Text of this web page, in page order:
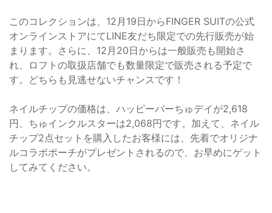
このコレクションは、12月19日からFINGER SUITの公式
オンラインストアにてLINE友だち限定での先行販売が始
まります。さらに、12月20日からは一般販売も開始さ
れ、ロフトの取扱店舗でも数量限定で販売される予定で
す。どちらも見逃せないチャンスです！
ネイルチップの価格は、ハッピーバーちゅデイが2,618
円、ちゅインクルスターは2,068円です。加えて、ネイル
チップ2点セットを購入したお客様には、先着でオリジナ
ルコラボポーチがプレゼントされるので、お早めにゲット
してみてください。